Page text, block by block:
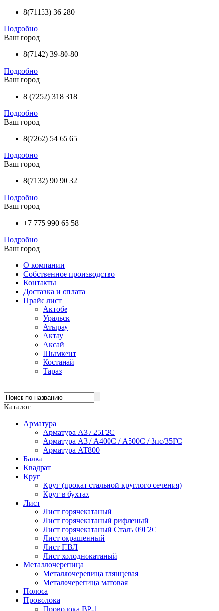
8(71133) 36 280
Подробно
Ваш город
8(7142) 39-80-80
Подробно
Ваш город
8 (7252) 318 318
Подробно
Ваш город
8(7262) 54 65 65
Подробно
Ваш город
8(7132) 90 90 32
Подробно
Ваш город
+7 775 990 65 58
Подробно
Ваш город
О компании
Собственное производство
Контакты
Доставка и оплата
Прайс лист
Актобе
Уральск
Атырау
Актау
Аксай
Шымкент
Костанай
Тараз
Каталог
Арматура
Арматура А3 / 25Г2С
Арматура А3 / А400С / А500С / 3пс/35ГС
Арматура АТ800
Балка
Квадрат
Круг
Круг (прокат стальной круглого сечения)
Круг в бухтах
Лист
Лист горячекатаный
Лист горячекатаный рифленый
Лист горячекатаный Сталь 09Г2С
Лист окрашенный
Лист ПВЛ
Лист холоднокатаный
Металлочерепица
Металлочерепица глянцевая
Металочерепица матовая
Полоса
Проволока
Проволока ВР-1